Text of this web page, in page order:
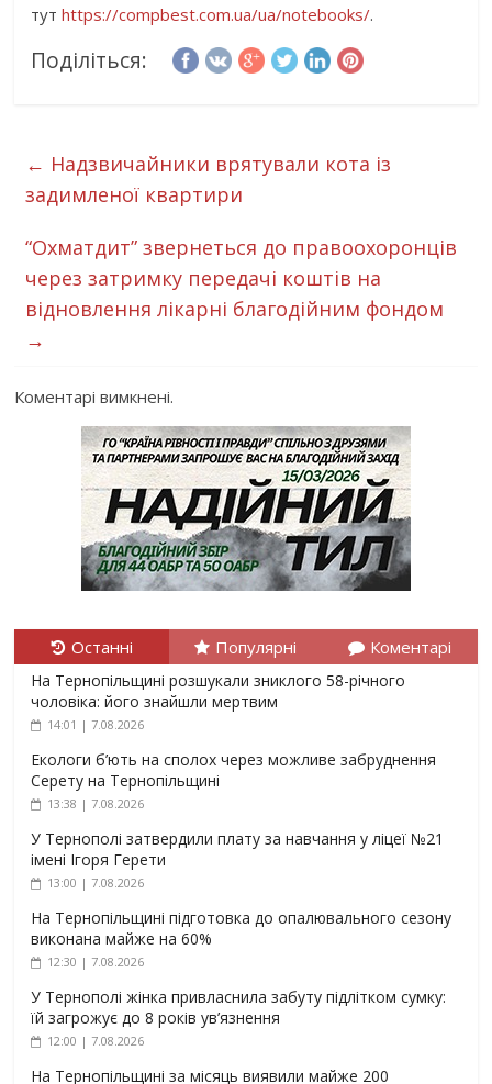
тутhttps://compbest.com.ua/ua/notebooks/.
Поділіться:
← Надзвичайники врятували кота із
задимленої квартири
“Охматдит” звернеться до правоохоронців
через затримку передачі коштів на
відновлення лікарні благодійним фондом
→
Коментарі вимкнені.
Останні Популярні Коментарі
На Тернопільщині розшукали зниклого 58-річного
чоловіка: його знайшли мертвим
14:01 | 7.08.2026
Екологи б’ють на сполох через можливе забруднення
Серету на Тернопільщині
13:38 | 7.08.2026
У Тернополі затвердили плату за навчання у ліцеї №21
імені Ігоря Герети
13:00 | 7.08.2026
На Тернопільщині підготовка до опалювального сезону
виконана майже на 60%
12:30 | 7.08.2026
У Тернополі жінка привласнила забуту підлітком сумку:
їй загрожує до 8 років ув’язнення
12:00 | 7.08.2026
На Тернопільщині за місяць виявили майже 200